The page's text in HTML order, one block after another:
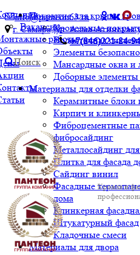
Вакансии
работы
Покрытие для крыши
Кровельные
Водосточная
Элементы
Мансардные окна и
Доборные
Материалы для отделки
Керамзитные блоки
Кирпич и
Фиброцементные
фибросайдинг
Металлосайдинг
Плитка для фасада
Сайдинг винил
Фасадные
дома
Клинкерная
Штукатурный фасад
Кладочные смеси
Материалы для двора
info@panteon63.ru
г. Самара, ул. Алма-Атинская
+7(846)221-84-94
Поиск
Кровля и